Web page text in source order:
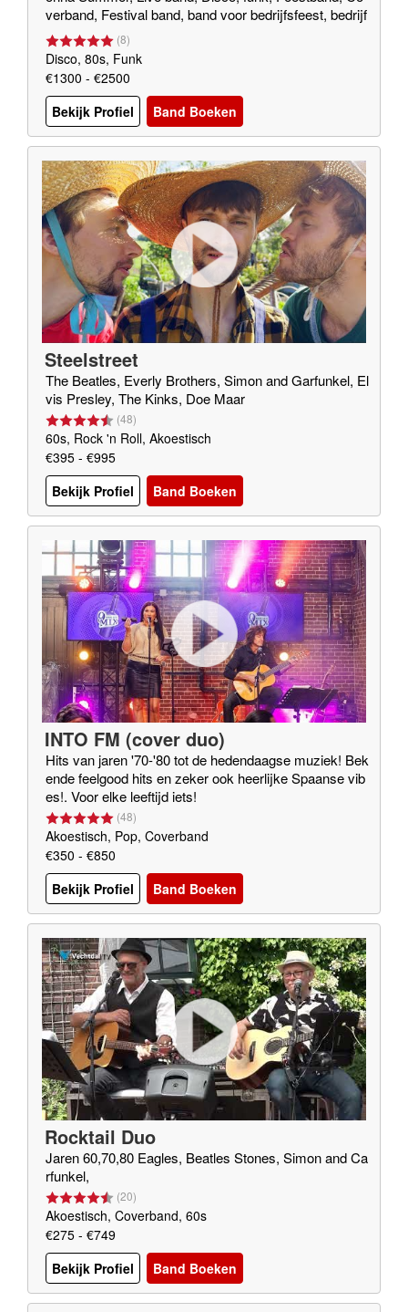
verband, Festival band, band voor bedrijfsfeest, bedrijf
sfeest, band met DJ, gala, bruiloft band
(8)
Disco, 80s, Funk
€1300 - €2500
Bekijk Profiel
Band Boeken
Steelstreet
The Beatles, Everly Brothers, Simon and Garfunkel, El
vis Presley, The Kinks, Doe Maar
(48)
60s, Rock 'n Roll, Akoestisch
€395 - €995
Bekijk Profiel
Band Boeken
INTO FM (cover duo)
Hits van jaren '70-'80 tot de hedendaagse muziek! Bek
ende feelgood hits en zeker ook heerlijke Spaanse vib
es!. Voor elke leeftijd iets!
(48)
Akoestisch, Pop, Coverband
€350 - €850
Bekijk Profiel
Band Boeken
Rocktail Duo
Jaren 60,70,80 Eagles, Beatles Stones, Simon and Ca
rfunkel,
(20)
Akoestisch, Coverband, 60s
€275 - €749
Bekijk Profiel
Band Boeken